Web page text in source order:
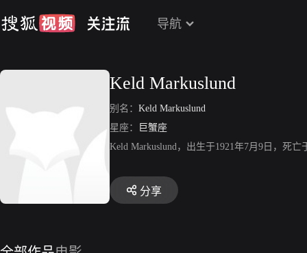
导航
Keld Markuslund
别名： Keld Markuslund
星座：
巨蟹座
Keld Markuslund，出生于1921年7月9日，死
分享